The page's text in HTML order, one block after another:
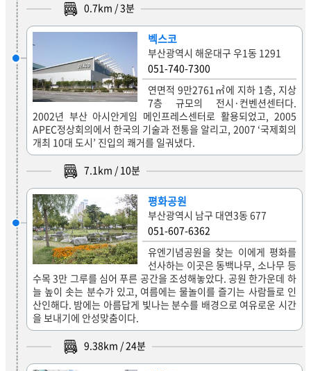
0.7km /3분
벡스코
부산광역시 해운대구 우1동 1291
051-740-7300
연면적 9만2761㎡에 지하 1층, 지상
7층 규모의 전시·컨벤션센터다.
2002년 부산 아시안게임 메인프레스센터로 활용되었고, 2005
APEC정상회의에서 한국의 기술과 전통을 알리고, 2007 ‘국제회의
개최 10대 도시’ 진입의 쾌거를 일궈냈다.
7.1 km / 10분
평화공원
부산광역시 남구 대연3동 677
051-607-6362
유엔기념공원을 찾는 이에게 평화를
선사하는 이곳은 동백나무, 소나무 등
수목 3만 그루를 심어 푸른 공간을 조성해놓았다. 공원 한가운데 하
늘 높이 솟는 분수가 있고, 여름에는 물놀이를 즐기는 사람들로 인
산인해다. 밤에는 아름답게 빛나는 분수를 배경으로 여유로운 시간
을 보내기에 안성맞춤이다.
9.38km /24분